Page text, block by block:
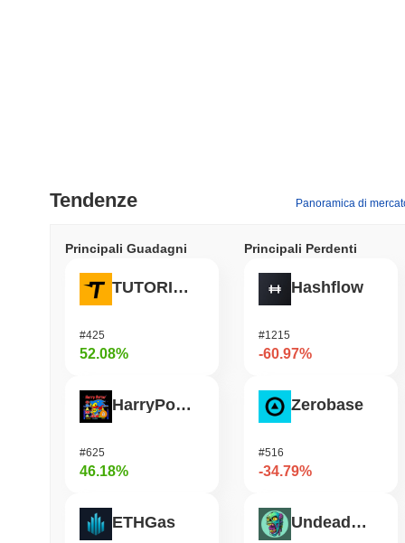
Tendenze Panoramica di
Principali Guadagni
TUTORIAL
#425
52.08%
HarryPotterObamaSonic10Inu (ETH)
#625
46.18%
ETHGas
Principali Perdenti
Hashflow
#1215
-60.97%
Zerobase
#516
-34.79%
Undeads Games